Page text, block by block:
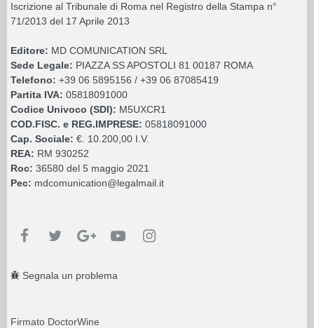
Iscrizione al Tribunale di Roma nel Registro della Stampa n°
71/2013 del 17 Aprile 2013
Editore: MD COMUNICATION SRL
Sede Legale: PIAZZA SS APOSTOLI 81 00187 ROMA
Telefono: +39 06 5895156 / +39 06 87085419
Partita IVA: 05818091000
Codice Univoco (SDI): M5UXCR1
COD.FISC. e REG.IMPRESE: 05818091000
Cap. Sociale: €. 10.200,00 I.V.
REA: RM 930252
Roc: 36580 del 5 maggio 2021
Pec: mdcomunication@legalmail.it
Segnala un problema
Firmato DoctorWine